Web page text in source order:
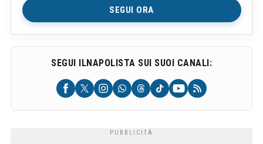
SEGUI ORA
SEGUI ILNAPOLISTA SUI SUOI CANALI: